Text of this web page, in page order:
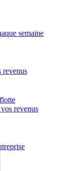
semaine
revenus
revenus